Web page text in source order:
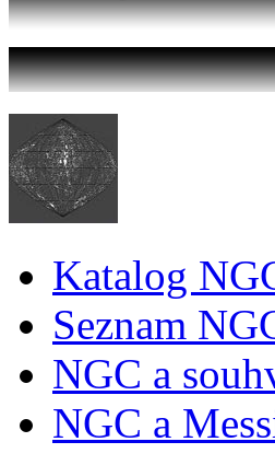
Katalog
Seznam
NGC a
NGC a